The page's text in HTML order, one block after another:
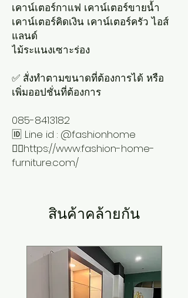
เคาน์เตอร์กาแฟ เคาน์เตอร์ขายน้ำ
เคาน์เตอร์คิดเงิน เคาน์เตอร์ครัว ไอส์
แลนด์
ไม้ระแนงเซาะร่อง
✅ สั่งทำตามขนาดที่ต้องการได้ หรือ
เพิ่มออปชั่นที่ต้องการ
085-8413182
🆔 Line id : @fashionhome
👉🏻https://www.fashion-home-
furniture.com/
สินค้าคล้ายกัน